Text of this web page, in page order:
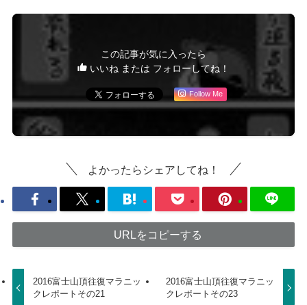
この記事が気に入ったら
いいね または フォローしてね！
Follow Me
よかったらシェアしてね！
URLをコピーする
2016富士山頂往復マラニッ
クレポートその21
2016富士山頂往復マラニッ
クレポートその23